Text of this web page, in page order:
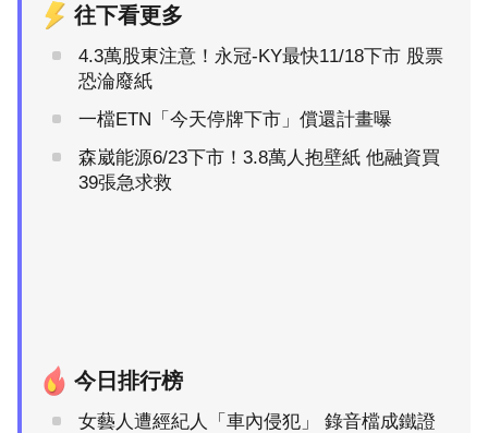
往下看更多
4.3萬股東注意！永冠-KY最快11/18下市 股票
恐淪廢紙
一檔ETN「今天停牌下市」償還計畫曝
森崴能源6/23下市！3.8萬人抱壁紙 他融資買
39張急求救
今日排行榜
女藝人遭經紀人「車內侵犯」 錄音檔成鐵證